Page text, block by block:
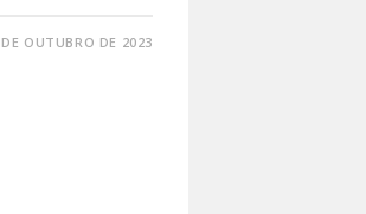
OUTUBRO DE 2023